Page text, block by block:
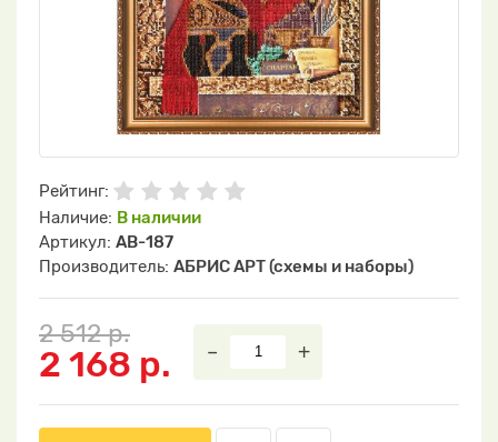
Рейтинг:
Наличие: В наличии
Артикул: АВ-187
Производитель: АБРИС АРТ (схемы и наборы)
2 512 р.
2 168 р. – +